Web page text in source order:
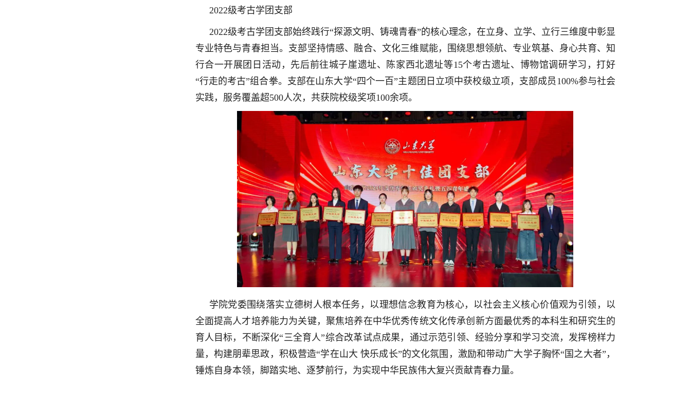
2022级考古学团支部
2022级考古学团支部始终践行“探源文明、铸魂青春”的核心理念，在立身、立学、立行三维度中彰显
专业特色与青春担当。支部坚持情感、融合、文化三维赋能，围绕思想领航、专业筑基、身心共育、知
行合一开展团日活动，先后前往城子崖遗址、陈家西北遗址等15个考古遗址、博物馆调研学习，打好
“行走的考古”组合拳。支部在山东大学“四个一百”主题团日立项中获校级立项，支部成员100%参与社会
实践，服务覆盖超500人次，共获院校级奖项100余项。
学院党委围绕落实立德树人根本任务，以理想信念教育为核心，以社会主义核心价值观为引领，以
全面提高人才培养能力为关键，聚焦培养在中华优秀传统文化传承创新方面最优秀的本科生和研究生的
育人目标，不断深化“三全育人”综合改革试点成果，通过示范引领、经验分享和学习交流，发挥榜样力
量，构建朋辈思政，积极营造“学在山大 快乐成长”的文化氛围，激励和带动广大学子胸怀“国之大者”，
锤炼自身本领，脚踏实地、逐梦前行，为实现中华民族伟大复兴贡献青春力量。